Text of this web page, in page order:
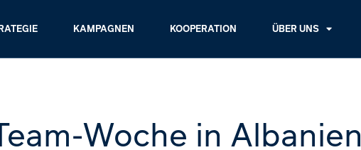
KAMPAGNEN KOOPERATION ÜBER UNS
Woche in Albanien